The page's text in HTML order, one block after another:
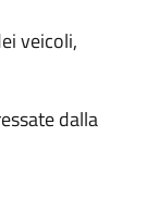
veicoli,
dalla